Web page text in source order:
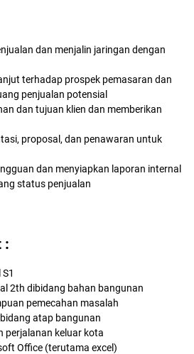
dan menjalin jaringan dengan
terhadap prospek pemasaran dan
penjualan potensial
dan tujuan klien dan memberikan
proposal, dan penawaran untuk
dan menyiapkan laporan internal
status penjualan
:
2th dibidang bahan bangunan
pemecahan masalah
atap bangunan
perjalanan keluar kota
Office (terutama excel)